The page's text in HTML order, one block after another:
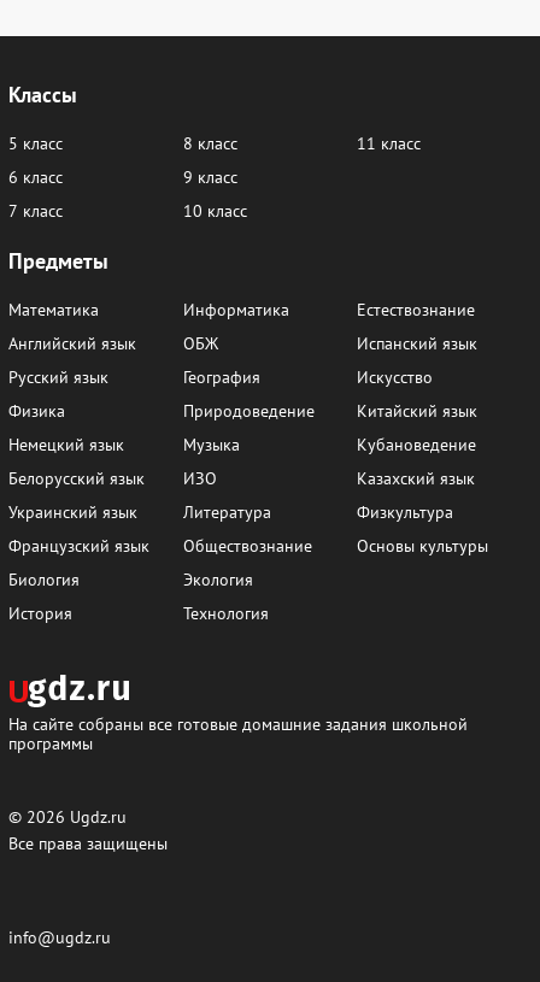
Классы
5 класс
6 класс
7 класс
8 класс
9 класс
10 класс
11 класс
Предметы
Математика
Английский язык
Русский язык
Физика
Немецкий язык
Белорусский язык
Украинский язык
Французский язык
Биология
История
Информатика
ОБЖ
География
Природоведение
Музыка
ИЗО
Литература
Обществознание
Экология
Технология
Естествознание
Испанский язык
Искусство
Китайский язык
Кубановедение
Казахский язык
Физкультура
Основы культуры
На сайте собраны все готовые домашние задания школьной
программы
© 2026 Ugdz.ru
Все права защищены
info@ugdz.ru